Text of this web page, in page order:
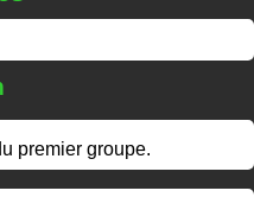
premier groupe.